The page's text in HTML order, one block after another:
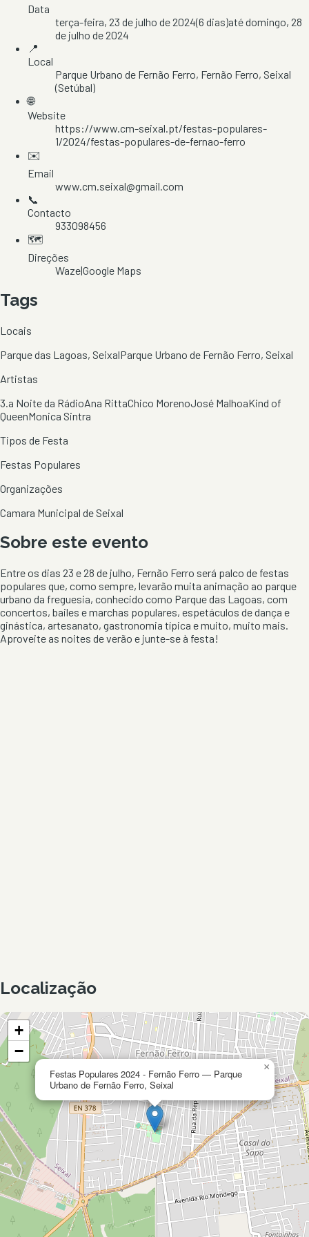
Data
terça-feira, 23 de julho de 2024(6 dias)atédomingo, 28
de julho de 2024
📍
Local
Parque Urbano de Fernão Ferro, Fernão Ferro, Seixal
(Setúbal)
🌐
Website
https://www.cm-seixal.pt/festas-populares-
1/2024/festas-populares-de-fernao-ferro
✉️
Email
www.cm.seixal@gmail.com
📞
Contacto
933098456
🗺️
Direções
Waze|Google Maps
Tags
Locais
Parque das Lagoas, SeixalParque Urbano de Fernão Ferro, Seixal
Artistas
3.a Noite da RádioAna RittaChico MorenoJosé MalhoaKind of
QueenMonica Sintra
Tipos de Festa
Festas Populares
Organizações
Camara Municipal de Seixal
Sobre este evento
Entre os dias 23 e 28 de julho, Fernão Ferro será palco de festas
populares que, como sempre, levarão muita animação ao parque
urbano da freguesia, conhecido como Parque das Lagoas, com
concertos, bailes e marchas populares, espetáculos de dança e
ginástica, artesanato, gastronomia típica e muito, muito mais.
Aproveite as noites de verão e junte-se à festa!
Localização
Festas Populares 2024 - Fernão Ferro — Parque
Urbano de Fernão Ferro, Seixal
×
+
−